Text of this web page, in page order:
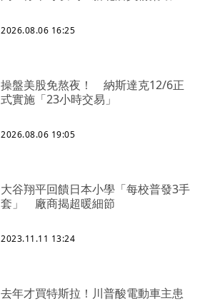
2026.08.06 16:25
操盤美股免熬夜！ 納斯達克12/6正
式實施「23小時交易」
2026.08.06 19:05
大谷翔平回饋日本小學「每校普發3手
套」 廠商揭超暖細節
2023.11.11 13:24
去年才買特斯拉！川普酸電動車主患